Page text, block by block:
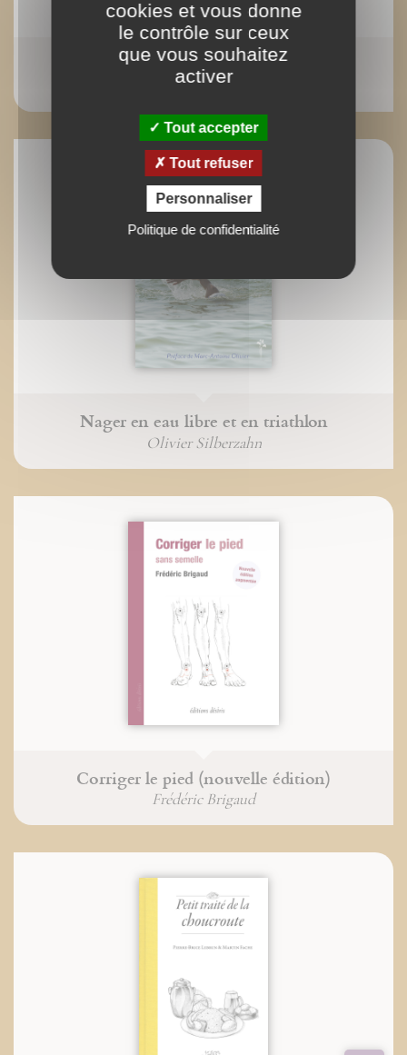
Petit traité de la boulette
Pierre-Brice Lebrun
Nager en eau libre et en triathlon
Olivier Silberzahn
Corriger le pied (nouvelle édition)
Frédéric Brigaud
cookies et vous donne
le contrôle sur ceux
que vous souhaitez
activer
Tout accepter
Tout refuser
Personnaliser
Politique de confidentialité